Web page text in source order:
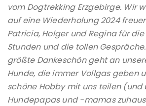
vom Dogtrekking Erzgebirge. Wir
auf eine Wiederholung 2024
Patricia, Holger und Regina für
Stunden und die tollen
größte Dankeschön geht an
Hunde, die immer Vollgas geben
schöne Hobby mit uns teilen (und
Hundepapas und -mamas